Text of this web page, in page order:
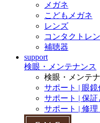
メガネ
こどもメガネ
レンズ
コンタクトレ
補聴器
support
検眼・メンテナンス
検眼・メンテ
サポート | 眼
サポート | 保
サポート | 修理